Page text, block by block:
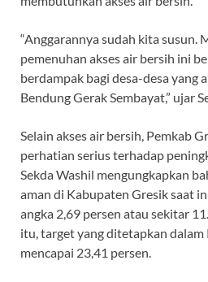
“Anggarannya sudah kita susun.
pemenuhan akses air bersih ini
berdampak bagi desa-desa yang
Bendung Gerak Sembayat,” ujar
Selain akses air bersih, Pemkab
perhatian serius terhadap
Sekda Washil mengungkapkan
aman di Kabupaten Gresik saat
angka 2,69 persen atau sekitar
itu, target yang ditetapkan
mencapai 23,41 persen.